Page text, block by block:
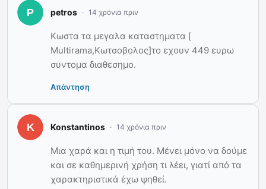
petros 14 χρόνια πριν
Κωστα τα μεγαλα καταστηματα [
Multirama,Kωτσοβολος]το εχουν 449 ευρω
συντομα διαθεσημο.
Απάντηση
Konstantinos 14 χρόνια πριν
Μια χαρά και η τιμή του. Μένει μόνο να δούμε
και σε καθημερινή χρήση τι λέει, γιατί από τα
χαρακτηριστικά έχω ψηθεί.